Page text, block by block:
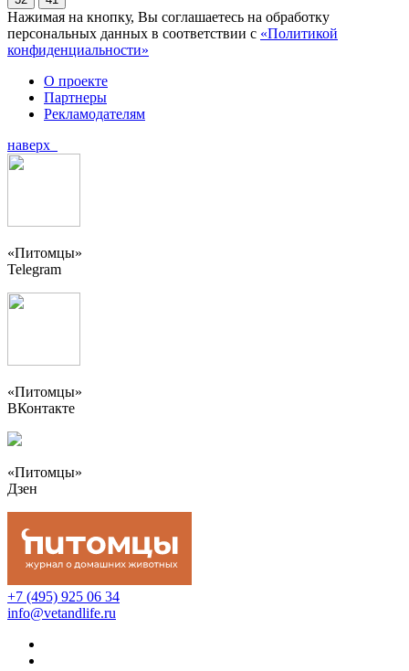
Нажимая на кнопку, Вы соглашаетесь на обработку
персональных данных в соответствии с «Политикой
конфиденциальности»
О проекте
Партнеры
Рекламодателям
наверх
«Питомцы»
Telegram
«Питомцы»
ВКонтакте
«Питомцы»
Дзен
+7 (495) 925 06 34
info@vetandlife.ru